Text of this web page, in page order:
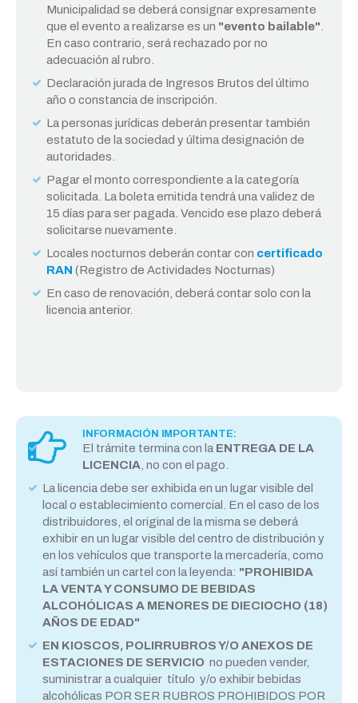
Municipalidad se deberá consignar expresamente
que el evento a realizarse es un "evento bailable"
En caso contrario, será rechazado por no
adecuación al rubro.
Declaración jurada de Ingresos Brutos del último
año o constancia de inscripción.
La personas jurídicas deberán presentar también
estatuto de la sociedad y última designación de
autoridades.
Pagar el monto correspondiente a la categoría
solicitada. La boleta emitida tendrá una validez de
15 días para ser pagada. Vencido ese plazo deberá
solicitarse nuevamente.
Locales nocturnos deberán contar con certificado
RAN (Registro de Actividades Nocturnas)
En caso de renovación, deberá contar solo con la
licencia anterior.
INFORMACIÓN IMPORTANTE:
El trámite termina con la ENTREGA DE LA
LICENCIA , no con el pago.
La licencia debe ser exhibida en un lugar visible del
local o establecimiento comercial. En el caso de los
distribuidores, el original de la misma se deberá
exhibir en un lugar visible del centro de distribución y
en los vehículos que transporte la mercadería, como
así también un cartel con la leyenda: "PROHIBIDA
LA VENTA Y CONSUMO DE BEBIDAS
ALCOHÓLICAS A MENORES DE DIECIOCHO (18)
AÑOS DE EDAD"
EN KIOSCOS, POLIRRUBROS Y/O ANEXOS DE
ESTACIONES DE SERVICIO no pueden vender,
suministrar a cualquier título y/o exhibir bebidas
alcohólicas POR SER RUBROS PROHIBIDOS POR